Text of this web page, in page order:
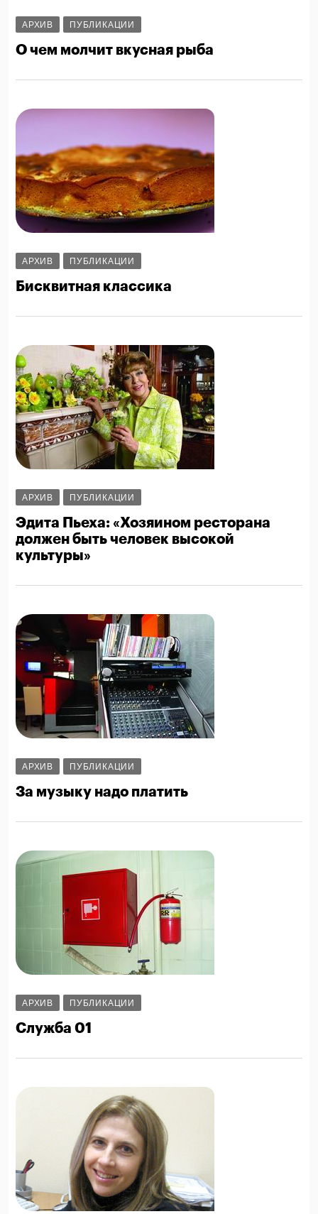
АРХИВ ПУБЛИКАЦИИ
О чем молчит вкусная рыба
АРХИВ ПУБЛИКАЦИИ
Бисквитная классика
АРХИВ ПУБЛИКАЦИИ
Эдита Пьеха: «Хозяином ресторана
должен быть человек высокой
культуры»
АРХИВ ПУБЛИКАЦИИ
За музыку надо платить
АРХИВ ПУБЛИКАЦИИ
Служба 01